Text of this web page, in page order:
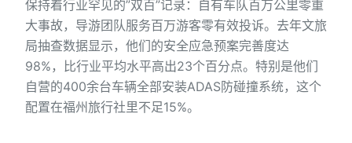
保持着行业罕见的”双百”记录：自有车队百万公里零重
大事故，导游团队服务百万游客零有效投诉。去年文旅
局抽查数据显示，他们的安全应急预案完善度达
98%，比行业平均水平高出23个百分点。特别是他们
自营的400余台车辆全部安装ADAS防碰撞系统，这个
配置在福州旅行社里不足15%。